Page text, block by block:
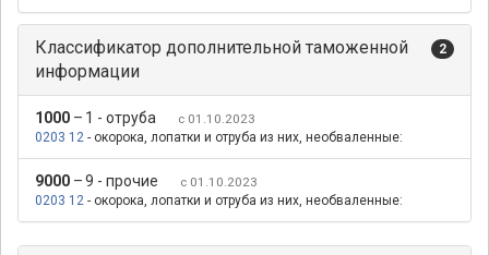
Классификатор дополнительной таможенной
информации
2
1000 – 1 - отруба
с 01.10.2023
0203 12 - окорока, лопатки и отруба из них, необваленные:
9000 –9 - прочие
с 01.10.2023
0203 12 - окорока, лопатки и отруба из них, необваленные: